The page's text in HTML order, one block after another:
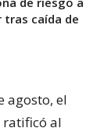
tras caída de
agosto, el
ratificó al